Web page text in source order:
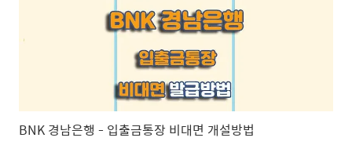
BNK 경남은행 - 입출금통장 비대면 개설방법